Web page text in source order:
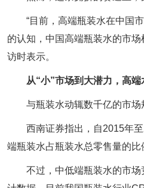
“目前，高端瓶装水在中国市
的认知，中国高端瓶装水的市
访时表示。
从“小”市场到大潜力，高端
与瓶装水动辄数千亿的市场
西南证券指出，自2015年至
端瓶装水占瓶装水总零售量的
不过，中低端瓶装水的市场